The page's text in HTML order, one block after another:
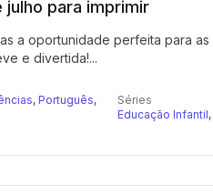
para imprimir
a oportunidade perfeita para as
e divertida!...
, Português,
Séries
Educação Infantil,